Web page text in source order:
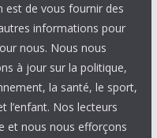
est de vous fournir des
informations pour
nous. Nous nous
à jour sur la politique,
la santé, le sport,
l’enfant. Nos lecteurs
et nous nous efforçons